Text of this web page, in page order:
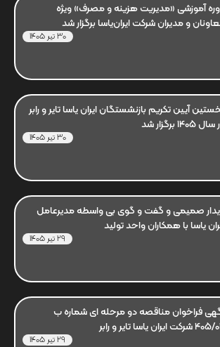
آموزشی «مدیریت هزینه و مصرف» ویژه
و مدیران شرکت ایران‌یاسا برگزار شد
30 تیر 1405
آیین تکریم بازنشستگان ایران یاسا تایر و رابر
1405 برگزار شد
30 تیر 1405
صمیمی و گفت و گوی بی واسطه مدیرعامل
یاسا با همکاران واحد تولید
29 تیر 1405
فراخوان مناقصه دو مرحله ای شماره ب
ایران یاسا تایر و رابر
29 تیر 1405